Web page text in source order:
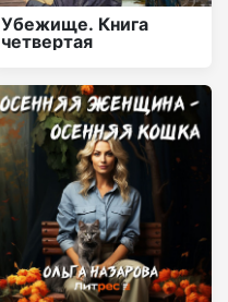
Убежище. Книга
четвертая